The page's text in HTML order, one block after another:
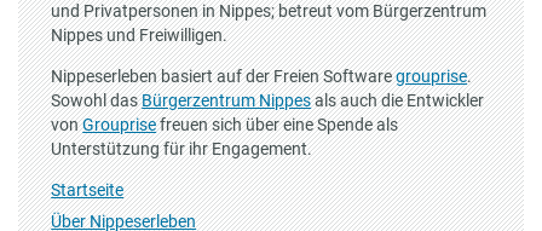
und Privatpersonen in Nippes; betreut vom Bürgerzentrum
Nippes und Freiwilligen.
Nippeserleben basiert auf der Freien Softwaregrouprise.
Sowohl dasBürgerzentrum Nippesals auch die Entwickler
vonGrouprisefreuen sich über eine Spende als
Unterstützung für ihr Engagement.
Startseite
Über Nippeserleben